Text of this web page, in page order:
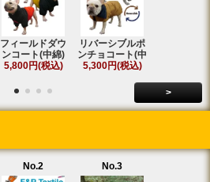
フィールドダウ
ンコート(中綿)
5,800円(税込)
リバーシブルポ
ンチョコート(中
5,300円(税込)
>
No.2 No.3